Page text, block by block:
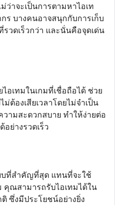
ว่าจะเป็นการตามหาไอเท
ร บางคนอาจสนุกกับการเก็บ
วดเร็วกว่า และนั่นคือจุดเด่น
อเทมในเกมที่เชื่อถือได้ ช่วย
ต้องเสียเวลาโดยไม่จำเป็น
ามสะดวกสบาย ทำให้ง่ายต่อ
อย่างรวดเร็ว
บที่สำคัญที่สุด แทนที่จะใช้
คุณสามารถรับไอเทมได้ใน
ติ ซึ่งมีประโยชน์อย่างยิ่ง